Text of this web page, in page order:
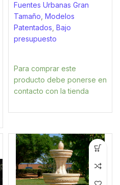
Fuentes Urbanas Gran
Tamaño Modelos
Patentados Bajo
presupuesto
Para comprar este
producto debe ponerse en
contacto con la tienda